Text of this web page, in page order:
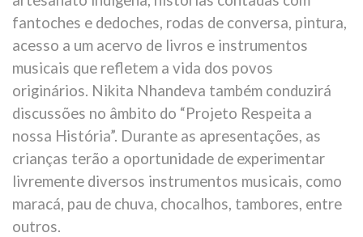
fantoches e dedoches, rodas de conversa, pintura,
acesso a um acervo de livros e instrumentos
musicais que refletem a vida dos povos
originários. Nikita Nhandeva também conduzirá
discussões no âmbito do “Projeto Respeita a
nossa História”. Durante as apresentações, as
crianças terão a oportunidade de experimentar
livremente diversos instrumentos musicais, como
maracá, pau de chuva, chocalhos, tambores, entre
outros.